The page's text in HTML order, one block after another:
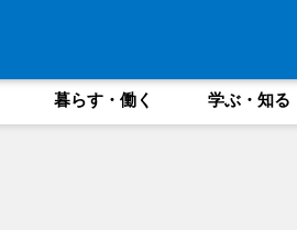
暮らす・働く 学ぶ・知る